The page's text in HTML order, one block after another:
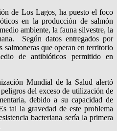
de Los Lagos, ha puesto el foco
en la producción de salmón
ambiente, la fauna silvestre, la
Según datos entregados por
salmoneras que operan en territorio
de antibióticos permitido en
Mundial de la Salud alertó
del exceso de utilización de
debido a su capacidad de
tal la gravedad de este problema
bacteriana sería la primera